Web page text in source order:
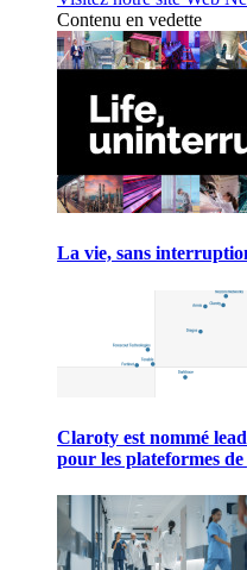
Contenu en vedette
La vie, sans
Claroty est nommé
pour les plateformes